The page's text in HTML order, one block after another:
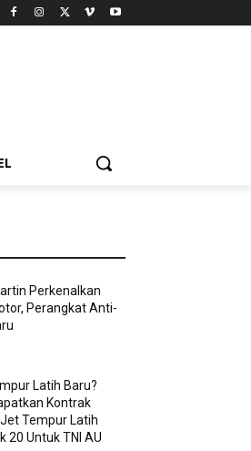
Perkenalkan
Perangkat Anti-
Latih Baru?
Kontrak
Tempur Latih
20 Untuk TNI AU